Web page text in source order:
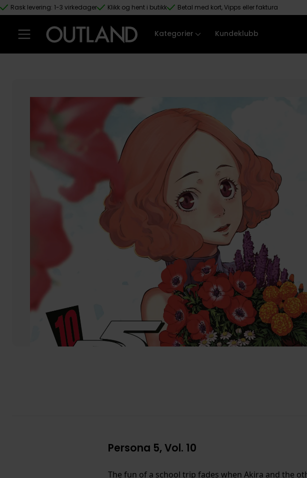
Hopp til hovedinnhold
Rask levering: 1-3 virkedager Klikk og hent i butikk Betal med kort, Vipps eller faktura
Kategorier Kundeklubb
Persona 5, Vol. 10
The fun of a school trip fades when Akira and the